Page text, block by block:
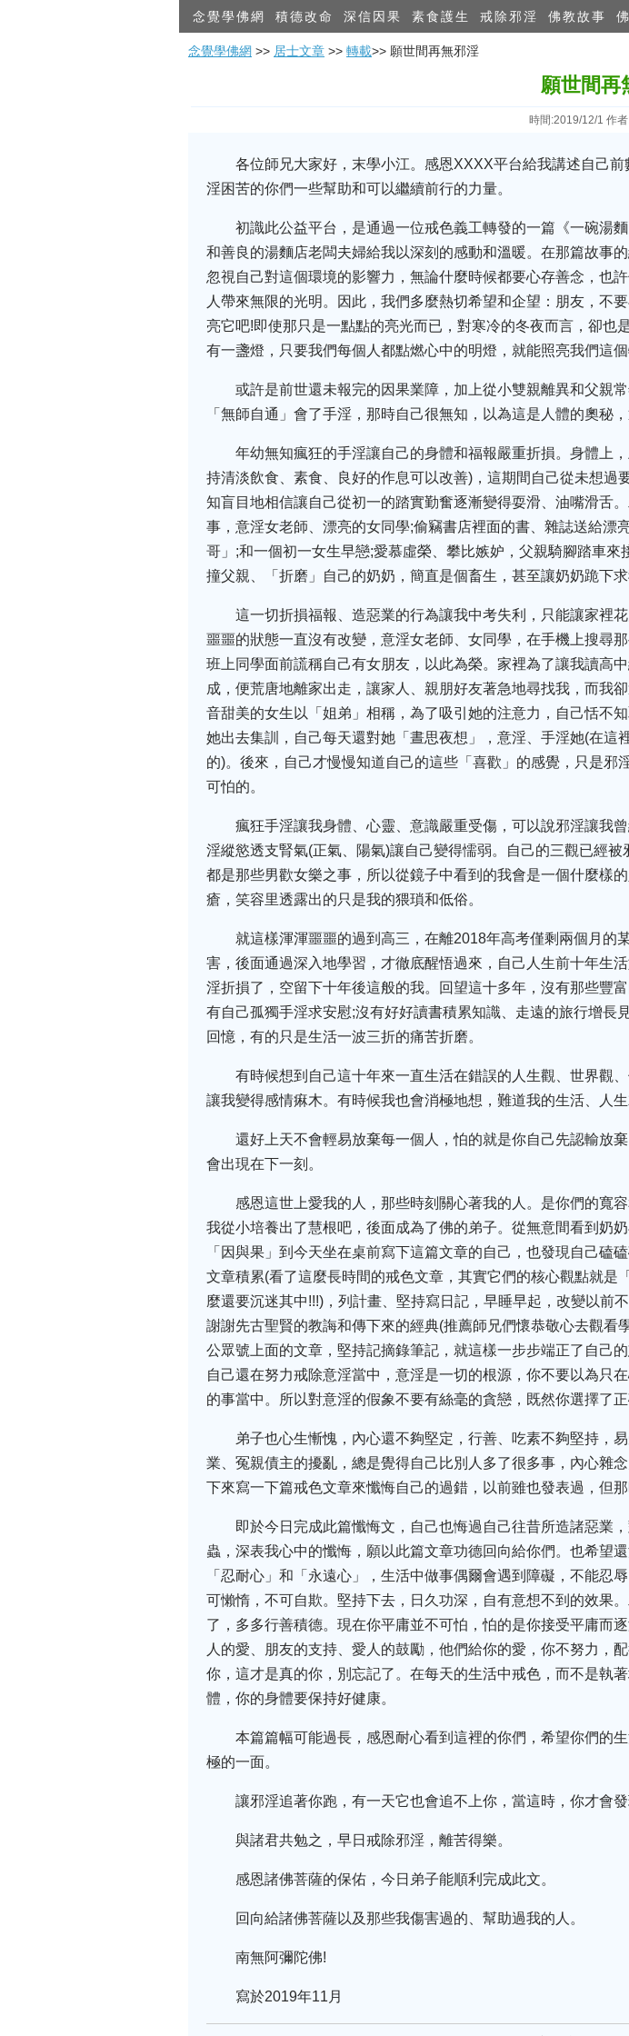
念覺學佛網 積德改命 深信因果 素食護生 戒除邪淫 佛教故事
念覺學佛網 >> 居士文章 >> 轉載>> 願世間再無邪淫
願世間再
時間:2019/12/1 作
各位師兄大家好，末學小江。感恩XXXX平台給我講述自己
淫困苦的你們一些幫助和可以繼續前行的力量。
初識此公益平台，是通過一位戒色義工轉發的一篇《一碗湯
和善良的湯麵店老闆夫婦給我以深刻的感動和溫暖。在那篇故事
忽視自己對這個環境的影響力，無論什麼時候都要心存善念，也
人帶來無限的光明。因此，我們多麼熱切希望和企望：朋友，不
亮它吧!即使那只是一點點的亮光而已，對寒冷的冬夜而言，卻
有一盞燈，只要我們每個人都點燃心中的明燈，就能照亮我們這
或許是前世還未報完的因果業障，加上從小雙親離異和父親
「無師自通」會了手淫，那時自己很無知，以為這是人體的奧秘
年幼無知瘋狂的手淫讓自己的身體和福報嚴重折損。身體上
持清淡飲食、素食、良好的作息可以改善)，這期間自己從未想
知盲目地相信讓自己從初一的踏實勤奮逐漸變得耍滑、油嘴滑舌
事，意淫女老師、漂亮的女同學;偷竊書店裡面的書、雜誌送給漂
哥」;和一個初一女生早戀;愛慕虛榮、攀比嫉妒，父親騎腳踏車
撞父親、「折磨」自己的奶奶，簡直是個畜生，甚至讓奶奶跪下求
這一切折損福報、造惡業的行為讓我中考失利，只能讓家裡
噩噩的狀態一直沒有改變，意淫女老師、女同學，在手機上搜尋
班上同學面前謊稱自己有女朋友，以此為榮。家裡為了讓我讀高
成，便荒唐地離家出走，讓家人、親朋好友著急地尋找我，而我
音甜美的女生以「姐弟」相稱，為了吸引她的注意力，自己恬不
她出去集訓，自己每天還對她「晝思夜想」，意淫、手淫她(在
的)。後來，自己才慢慢知道自己的這些「喜歡」的感覺，只是
可怕的。
瘋狂手淫讓我身體、心靈、意識嚴重受傷，可以說邪淫讓我
淫縱慾透支腎氣(正氣、陽氣)讓自己變得懦弱。自己的三觀已經
都是那些男歡女樂之事，所以從鏡子中看到的我會是一個什麼
瘡，笑容里透露出的只是我的猥瑣和低俗。
就這樣渾渾噩噩的過到高三，在離2018年高考僅剩兩個月
害，後面通過深入地學習，才徹底醒悟過來，自己人生前十年生
淫折損了，空留下十年後這般的我。回望這十多年，沒有那些豐
有自己孤獨手淫求安慰;沒有好好讀書積累知識、走遠的旅行增長
回憶，有的只是生活一波三折的痛苦折磨。
有時候想到自己這十年來一直生活在錯誤的人生觀、世界觀
讓我變得感情痳木。有時候我也會消極地想，難道我的生活、人
還好上天不會輕易放棄每一個人，怕的就是你自己先認輸放
會出現在下一刻。
感恩這世上愛我的人，那些時刻關心著我的人。是你們的寬
我從小培養出了慧根吧，後面成為了佛的弟子。從無意間看到奶
「因與果」到今天坐在桌前寫下這篇文章的自己，也發現自己
文章積累(看了這麼長時間的戒色文章，其實它們的核心觀點就
麼還要沉迷其中!!!)，列計畫、堅持寫日記，早睡早起，改變以前
謝謝先古聖賢的教誨和傳下來的經典(推薦師兄們懷恭敬心去觀
公眾號上面的文章，堅持記摘錄筆記，就這樣一步步端正了自己
自己還在努力戒除意淫當中，意淫是一切的根源，你不要以為只
的事當中。所以對意淫的假象不要有絲毫的貪戀，既然你選擇了
弟子也心生慚愧，內心還不夠堅定，行善、吃素不夠堅持，
業、冤親債主的擾亂，總是覺得自己比別人多了很多事，內心雜
下來寫一下篇戒色文章來懺悔自己的過錯，以前雖也發表過，但
即於今日完成此篇懺悔文，自己也悔過自己往昔所造諸惡業
蟲，深表我心中的懺悔，願以此篇文章功德回向給你們。也希望
「忍耐心」和「永遠心」，生活中做事偶爾會遇到障礙，不能忍
可懶惰，不可自欺。堅持下去，日久功深，自有意想不到的效果
了，多多行善積德。現在你平庸並不可怕，怕的是你接受平庸而
人的愛、朋友的支持、愛人的鼓勵，他們給你的愛，你不努力，
你，這才是真的你，別忘記了。在每天的生活中戒色，而不是執
體，你的身體要保持好健康。
本篇篇幅可能過長，感恩耐心看到這裡的你們，希望你們的
極的一面。
讓邪淫追著你跑，有一天它也會追不上你，當這時，你才會
與諸君共勉之，早日戒除邪淫，離苦得樂。
感恩諸佛菩薩的保佑，今日弟子能順利完成此文。
回向給諸佛菩薩以及那些我傷害過的、幫助過我的人。
南無阿彌陀佛!
寫於2019年11月